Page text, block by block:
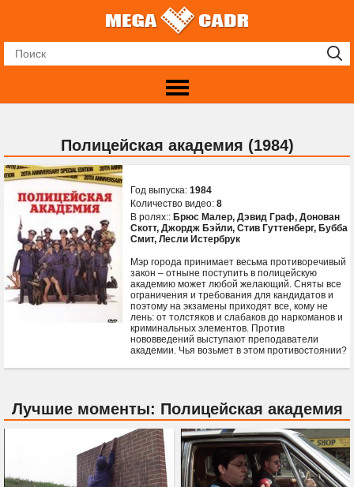
Полицейская академия (1984)
Год выпуска: 1984
Количество видео: 8
В ролях:: Брюс Малер, Дэвид Граф, Донован
Скотт, Джордж Бэйли, Стив Гуттенберг, Бубба
Смит, Лесли Истербрук
Мэр города принимает весьма противоречивый
закон – отныне поступить в полицейскую
академию может любой желающий. Сняты все
ограничения и требования для кандидатов и
поэтому на экзамены приходят все, кому не
лень: от толстяков и слабаков до наркоманов и
криминальных элементов. Против
нововведений выступают преподаватели
академии. Чья возьмет в этом противостоянии?
Лучшие моменты: Полицейская академия